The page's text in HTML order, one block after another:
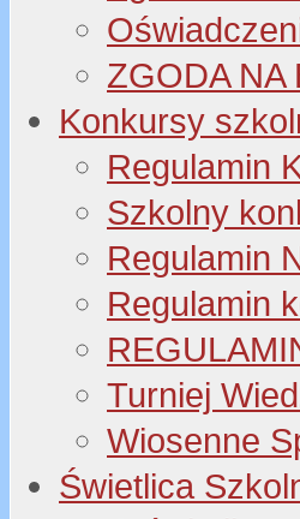
ZGODA NA
Konkursy
Regulamin
Szkolny
Regulamin
Regulamin
Turniej
Wiosenne
Świetlica